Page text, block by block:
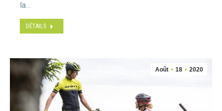
la…
DÉTAILS
Août 18 2020